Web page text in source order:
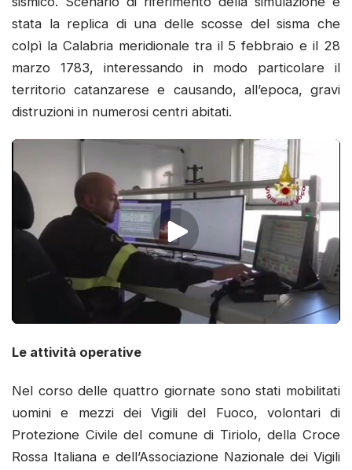
stata la replica di una delle scosse del sisma che
colpì la Calabria meridionale tra il 5 febbraio e il 28
marzo 1783, interessando in modo particolare il
territorio catanzarese e causando, all’epoca, gravi
distruzioni in numerosi centri abitati.
Le attività operative
Nel corso delle quattro giornate sono stati mobilitati
uomini e mezzi dei Vigili del Fuoco, volontari di
Protezione Civile del comune di Tiriolo, della Croce
Rossa Italiana e dell’Associazione Nazionale dei Vigili